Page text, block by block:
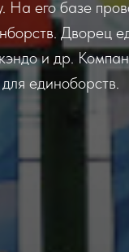
его базе
Дворец
и др.
единоборств.